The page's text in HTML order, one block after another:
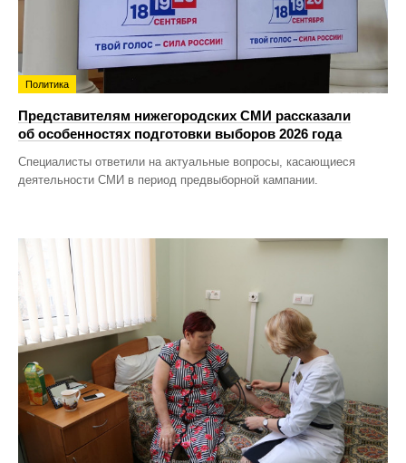
Политика
Представителям нижегородских СМИ рассказали
об особенностях подготовки выборов 2026 года
Специалисты ответили на актуальные вопросы, касающиеся
деятельности СМИ в период предвыборной кампании.